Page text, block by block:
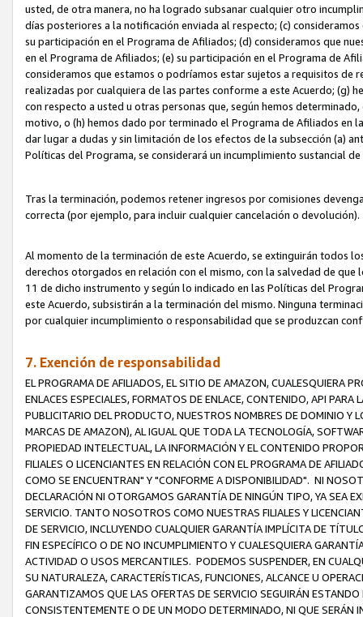
usted, de otra manera, no ha logrado subsanar cualquier otro
días posteriores a la notificación enviada al respecto; (c)
su participación en el Programa de Afiliados; (d) consideramos que
en el Programa de Afiliados; (e) su participación en el Programa de
consideramos que estamos o podríamos estar sujetos a requisitos de
realizadas por cualquiera de las partes conforme a este Acuerdo; (g)
con respecto a usted u otras personas que, según hemos
motivo, o (h) hemos dado por terminado el Programa de Afiliados en
dar lugar a dudas y sin limitación de los efectos de la subsección (a)
Políticas del Programa, se considerará un incumplimiento sustancial
Tras la terminación, podemos retener ingresos por comisiones
correcta (por ejemplo, para incluir cualquier cancelación o devolución).
Al momento de la terminación de este Acuerdo, se extinguirán todos
derechos otorgados en relación con el mismo, con la salvedad de
11 de dicho instrumento y según lo indicado en las Políticas del
este Acuerdo, subsistirán a la terminación del mismo. Ninguna
por cualquier incumplimiento o responsabilidad que se produzcan
7. Exención de responsabilidad
EL PROGRAMA DE AFILIADOS, EL SITIO DE AMAZON, CUALESQUIERA
ENLACES ESPECIALES, FORMATOS DE ENLACE, CONTENIDO, API
PUBLICITARIO DEL PRODUCTO, NUESTROS NOMBRES DE DOMINIO Y
MARCAS DE AMAZON), AL IGUAL QUE TODA LA TECNOLOGÍA,
PROPIEDAD INTELECTUAL, LA INFORMACIÓN Y EL CONTENIDO
FILIALES O LICENCIANTES EN RELACIÓN CON EL PROGRAMA DE
COMO SE ENCUENTRAN" Y "CONFORME A DISPONIBILIDAD". NI
DECLARACIÓN NI OTORGAMOS GARANTÍA DE NINGÚN TIPO, YA SEA
SERVICIO. TANTO NOSOTROS COMO NUESTRAS FILIALES Y
DE SERVICIO, INCLUYENDO CUALQUIER GARANTÍA IMPLÍCITA DE
FIN ESPECÍFICO O DE NO INCUMPLIMIENTO Y CUALESQUIERA
ACTIVIDAD O USOS MERCANTILES. PODEMOS SUSPENDER, EN
SU NATURALEZA, CARACTERÍSTICAS, FUNCIONES, ALCANCE U
GARANTIZAMOS QUE LAS OFERTAS DE SERVICIO SEGUIRÁN
CONSISTENTEMENTE O DE UN MODO DETERMINADO, NI QUE SERÁN